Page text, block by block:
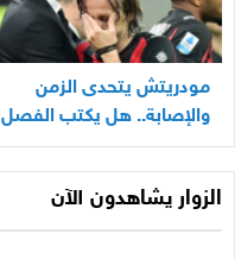
مودريتش يتحدى الزمن
والإصابة.. هل يكتب الفصل
الأخير في أسطورته
المونديالية؟
الزوار يشاهدون الآن